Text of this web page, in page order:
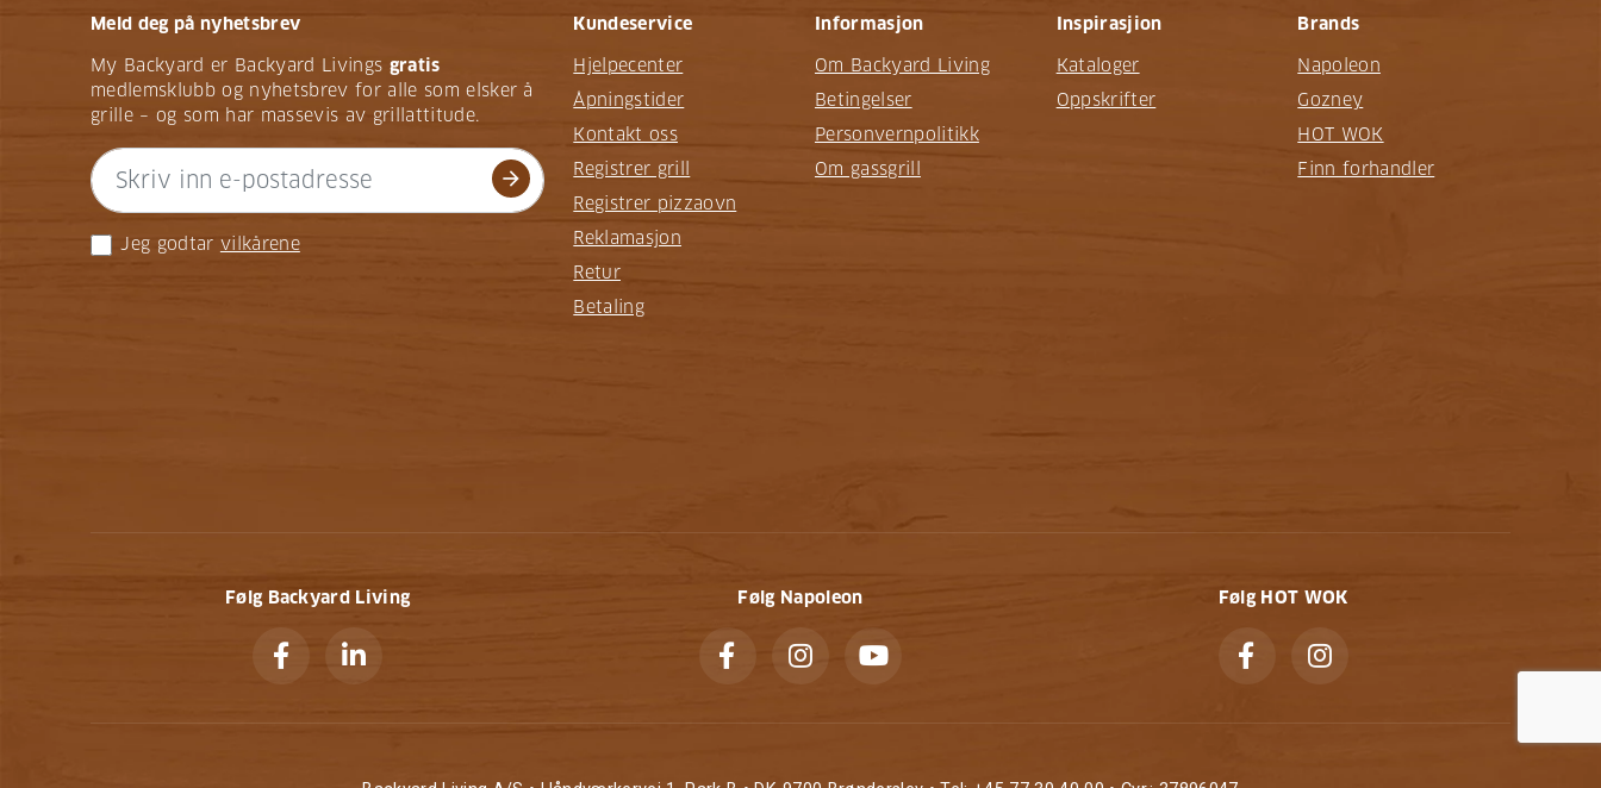
Meld deg på nyhetsbrev
My Backyard er Backyard Livings gratis
medlemsklubb og nyhetsbrev for alle som elsker å
grille – og som har massevis av grillattitude.
arrow_forward
Jeg godtar vilkårene
Kundeservice
Hjelpecenter
Åpningstider
Kontakt oss
Registrer grill
Registrer pizzaovn
Reklamasjon
Retur
Betaling
Informasjon
Om Backyard Living
Betingelser
Personvernpolitikk
Om gassgrill
Inspirasjion
Kataloger
Oppskrifter
Brands
Napoleon
Gozney
HOT WOK
Finn forhandler
Følg Backyard Living Følg Napoleon Følg HOT WOK